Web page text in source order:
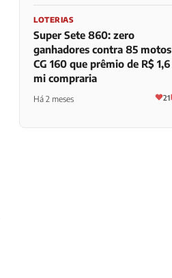
LOTERIAS
Super Sete 860: zero
ganhadores contra 85 motos
CG 160 que prêmio de R$ 1,6
mi compraria
Há 2 meses 21